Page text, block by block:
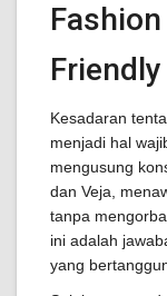
Kesadaran
menjadi hal
mengusung
dan Veja,
tanpa
ini adalah
yang